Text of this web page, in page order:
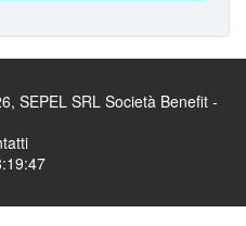
SRL Società Benefit -